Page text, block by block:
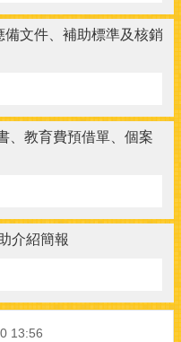
文件、補助標準及核銷
、教育費預借單、個案
介紹簡報
13:56